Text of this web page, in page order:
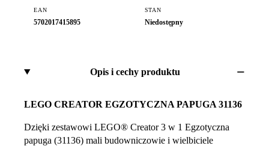
EAN
5702017415895
STAN
Niedostępny
Opis i cechy produktu
LEGO CREATOR EGZOTYCZNA PAPUGA 31136
Dzięki zestawowi LEGO® Creator 3 w 1 Egzotyczna
papuga (31136) mali budowniczowie i wielbiciele